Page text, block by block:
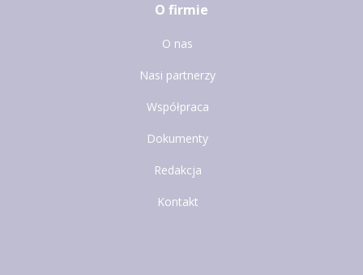
O firmie
O nas
Nasi partnerzy
Współpraca
Dokumenty
Redakcja
Kontakt